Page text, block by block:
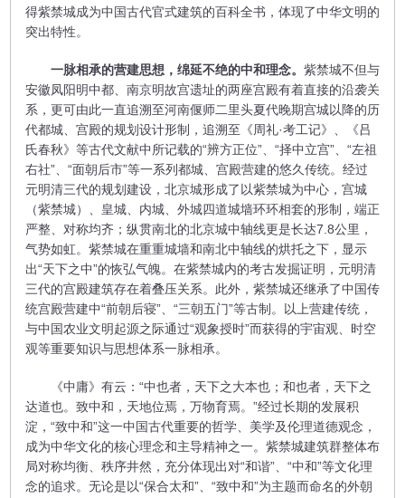
得紫禁城成为中国古代官式建筑的百科全书，体现了中华文明的
突出特性。
一脉相承的营建思想，绵延不绝的中和理念。 紫禁城不但与
安徽凤阳明中都、南京明故宫遗址的两座宫殿有着直接的沿袭关
系，更可由此一直追溯至河南偃师二里头夏代晚期宫城以降的历
代都城、宫殿的规划设计形制，追溯至《周礼·考工记》、《吕
氏春秋》等古代文献中所记载的“辨方正位”、“择中立宫”、“左祖
右社”、“面朝后市”等一系列都城、宫殿营建的悠久传统。经过
元明清三代的规划建设，北京城形成了以紫禁城为中心，宫城
（紫禁城）、皇城、内城、外城四道城墙环环相套的形制，端正
严整、对称均齐；纵贯南北的北京城中轴线更是长达7.8公里，
气势如虹。紫禁城在重重城墙和南北中轴线的烘托之下，显示
出“天下之中”的恢弘气魄。在紫禁城内的考古发掘证明，元明清
三代的宫殿建筑存在着叠压关系。此外，紫禁城还继承了中国传
统宫殿营建中“前朝后寝”、“三朝五门”等古制。以上营建传统，
与中国农业文明起源之际通过“观象授时”而获得的宇宙观、时空
观等重要知识与思想体系一脉相承。
《中庸》有云：“中也者，天下之大本也；和也者，天下之
达道也。致中和，天地位焉，万物育焉。”经过长期的发展积
淀，“致中和”这一中国古代重要的哲学、美学及伦理道德观念，
成为中华文化的核心理念和主导精神之一。紫禁城建筑群整体布
局对称均衡、秩序井然，充分体现出对“和谐”、“中和”等文化理
念的追求。无论是以“保合太和”、“致中和”为主题而命名的外朝